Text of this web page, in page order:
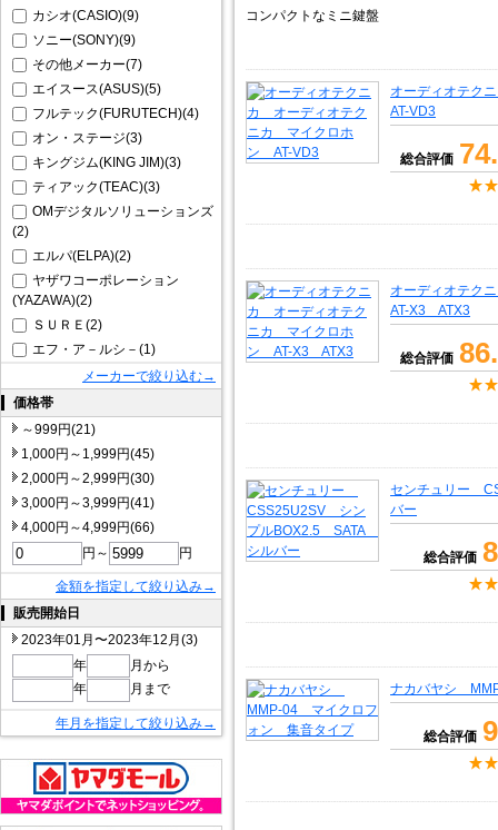
カシオ(CASIO)(9)
ソニー(SONY)(9)
その他メーカー(7)
エイスース(ASUS)(5)
フルテック(FURUTECH)(4)
オン・ステージ(3)
キングジム(KING JIM)(3)
ティアック(TEAC)(3)
OMデジタルソリューションズ
(2)
エルパ(ELPA)(2)
ヤザワコーポレーション
(YAZAWA)(2)
ＳＵＲＥ(2)
エフ・ア－ルシ－(1)
メーカーで絞り込む→
価格帯
～999円(21)
1,000円～1,999円(45)
2,000円～2,999円(30)
3,000円～3,999円(41)
4,000円～4,999円(66)
円～
円
金額を指定して絞り込み→
販売開始日
2023年01月〜2023年12月(3)
年
月から
年
月まで
年月を指定して絞り込み→
コンパクトなミニ鍵盤
オーディオテ
AT-VD3
総合評価
オーディオテ
AT-X3 ATX3
総合評価
センチュリー
バー
総合評価
ナカバヤシ
総合評価